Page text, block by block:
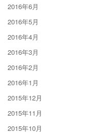
2016年6月
2016年5月
2016年4月
2016年3月
2016年2月
2016年1月
2015年12月
2015年11月
2015年10月